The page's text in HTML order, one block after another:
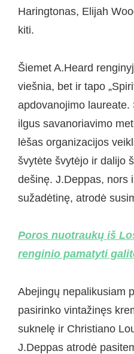
Haringtonas, Elijah
kiti.
Šiemet A.Heard
viešnia, bet ir tapo
apdovanojimo
ilgus savanoriavimo
lėšas organizacijos
švytėte švytėjo ir dalijo
dešinę. J.Deppas, nors
sužadėtinę, atrodė
Poros nuotraukų iš
renginio pamatyti
Abejingų nepalikusiam
pasirinko vintažinęs
suknelę ir Christiano
J.Deppas atrodė